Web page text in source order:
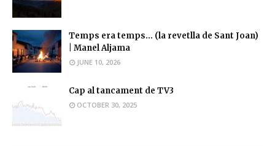
Temps era temps... (la revetlla de Sant Joan)
| Manel Aljama
JUNE 10, 2026
Cap al tancament de TV3
OCTOBER 30, 2025